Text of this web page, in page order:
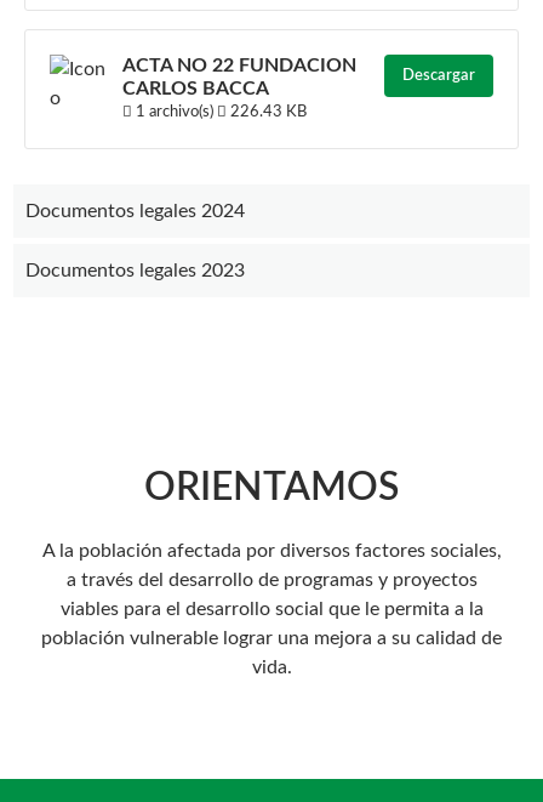
Documentos legales 2024
Documentos legales 2023
ACTA NO 22 FUNDACION
CARLOS BACCA
1 archivo(s) 226.43 KB
Descargar
ORIENTAMOS
A la población afectada por diversos factores sociales,
a través del desarrollo de programas y proyectos
viables para el desarrollo social que le permita a la
población vulnerable lograr una mejora a su calidad de
vida.